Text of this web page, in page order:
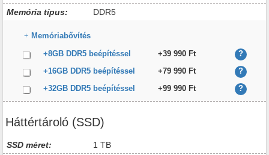
Memória típus: DDR5
Memóriabővítés
+8GB DDR5 beépítéssel
+39 990 Ft
?
+16GB DDR5 beépítéssel
+79 990 Ft
?
+32GB DDR5 beépítéssel
+99 990 Ft ?
Háttértároló (SSD)
SSD méret:
1 TB